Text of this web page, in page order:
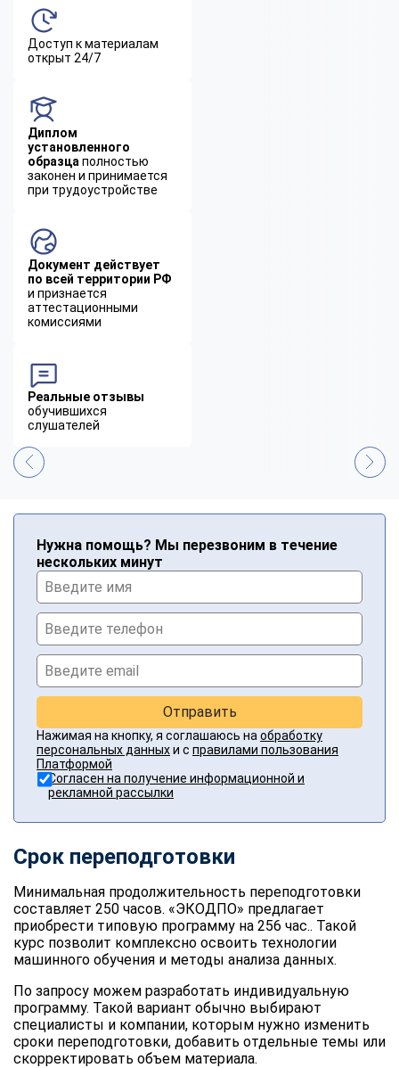
Доступ к материалам
открыт 24/7
Диплом
установленного
образца полностью
законен и принимается
при трудоустройстве
Документ действует
по всей территории РФ
и признается
аттестационными
комиссиями
Реальные отзывы
обучившихся
слушателей
Нужна помощь? Мы перезвоним в течение
нескольких минут
Отправить
Нажимая на кнопку, я соглашаюсь на обработку
персональных данныхи с правилами пользования
Платформой
Согласен на получение информационной и
рекламной рассылки
Срок переподготовки
Минимальная продолжительность переподготовки
составляет 250 часов. «ЭКОДПО» предлагает
приобрести типовую программу на 256 час.. Такой
курс позволит комплексно освоить технологии
машинного обучения и методы анализа данных.
По запросу можем разработать индивидуальную
программу. Такой вариант обычно выбирают
специалисты и компании, которым нужно изменить
сроки переподготовки, добавить отдельные темы или
скорректировать объем материала.